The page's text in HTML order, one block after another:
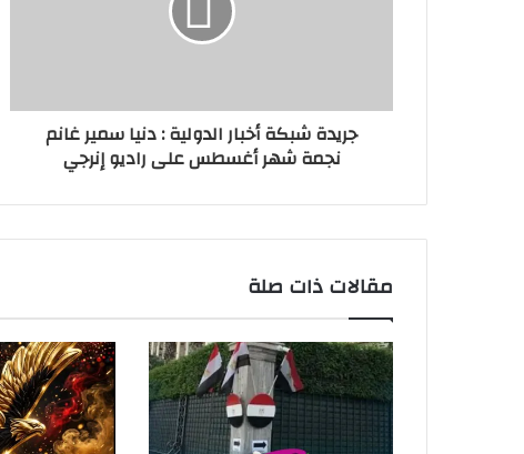
جريدة شبكة أخبار الدولية : دنيا سمير غانم
نجمة شهر أغسطس على راديو إنرجي
مقالات ذات صلة